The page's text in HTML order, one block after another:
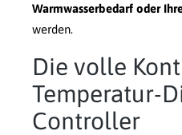
Warmwasserbedarf oder
werden.
Die volle
Temperatur-
Controller